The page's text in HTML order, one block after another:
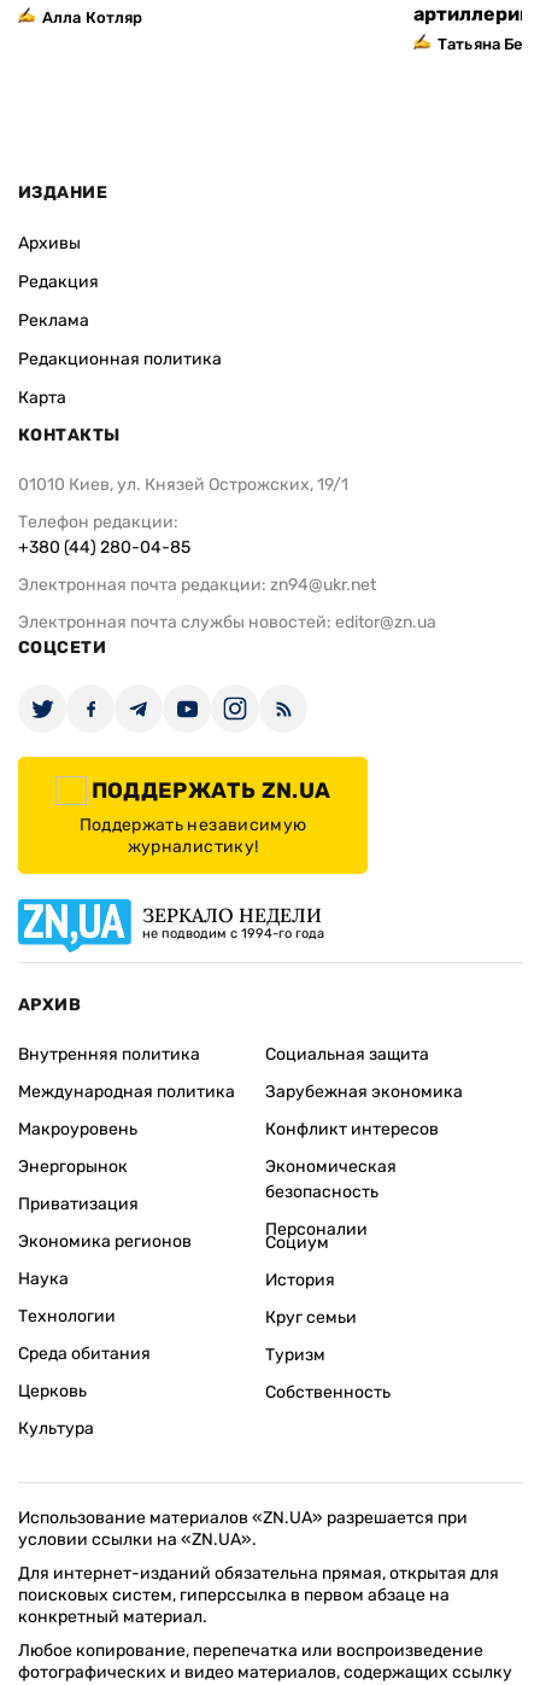
Алла Котляр
Татьяна
ИЗДАНИЕ
Архивы
Редакция
Реклама
Редакционная политика
Карта
КОНТАКТЫ
01010 Киев, ул. Князей Острожских, 19/1
Телефон редакции:
+380 (44) 280-04-85
Электронная почта редакции: zn94@ukr.net
Электронная почта службы новостей: editor@zn.ua
СОЦСЕТИ
ПОДДЕРЖАТЬ ZN.UA
Поддержать независимую
журналистику!
ЗЕРКАЛО НЕДЕЛИ
не подводим с 1994-го года
АРХИВ
Внутренняя политика
Международная политика
Макроуровень
Энергорынок
Приватизация
Экономика регионов
Социальная защита
Зарубежная экономика
Конфликт интересов
Экономическая
безопасность
Персоналии
Наука
Технологии
Среда обитания
Церковь
Культура
Социум
История
Круг семьи
Туризм
Собственность
Использование материалов «ZN.UA» разрешается при
условии ссылки на «ZN.UA».
Для интернет-изданий обязательна прямая, открытая для
поисковых систем, гиперссылка в первом абзаце на
конкретный материал.
Любое копирование, перепечатка или воспроизведение
фотографических и видео материалов, содержащих ссылку